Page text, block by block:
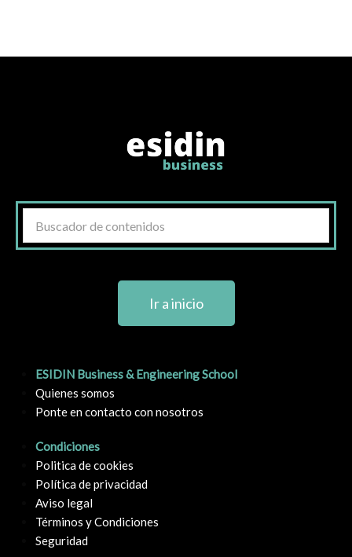
Ir a inicio
ESIDIN Business & Engineering School
Quienes somos
Ponte en contacto con nosotros
Condiciones
Politica de cookies
Política de privacidad
Aviso legal
Términos y Condiciones
Seguridad